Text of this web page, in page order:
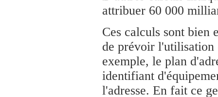
attribuer 60 000
Ces calculs sont
de prévoir l'utilisation
exemple, le plan
identifiant
l'adresse. En fait ce